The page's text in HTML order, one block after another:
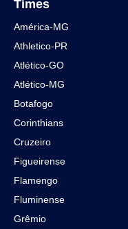
Times
América-MG
Athletico-PR
Atlético-GO
Atlético-MG
Botafogo
Corinthians
Cruzeiro
Figueirense
Flamengo
Fluminense
Grêmio